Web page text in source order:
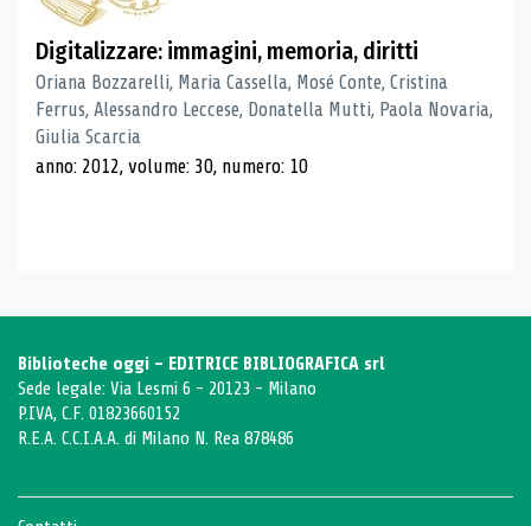
Digitalizzare: immagini, memoria, diritti
Oriana Bozzarelli, Maria Cassella, Mosé Conte, Cristina
Ferrus, Alessandro Leccese, Donatella Mutti, Paola Novaria,
Giulia Scarcia
anno: 2012, volume: 30, numero: 10
Biblioteche oggi - EDITRICE BIBLIOGRAFICA srl
Sede legale: Via Lesmi 6 - 20123 - Milano
P.IVA, C.F. 01823660152
R.E.A. C.C.I.A.A. di Milano N. Rea 878486